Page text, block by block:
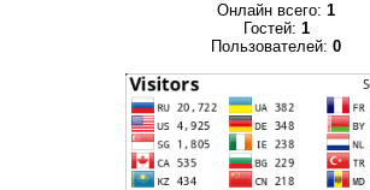
Онлайн всего: 1
Гостей: 1
Пользователей: 0